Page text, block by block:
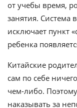
от учебы время,
занятия. Система
исключает пункт
ребенка
Китайские
сам по себе
чем-либо.
наказывать за